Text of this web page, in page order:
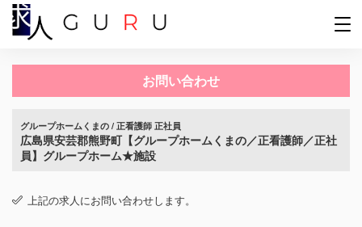
お問い合わせ
グループホームくまの / 正看護師 正社員
広島県安芸郡熊野町【グループホームくまの／正看護師／正社
員】グループホーム★施設
上記の求人にお問い合わせします。